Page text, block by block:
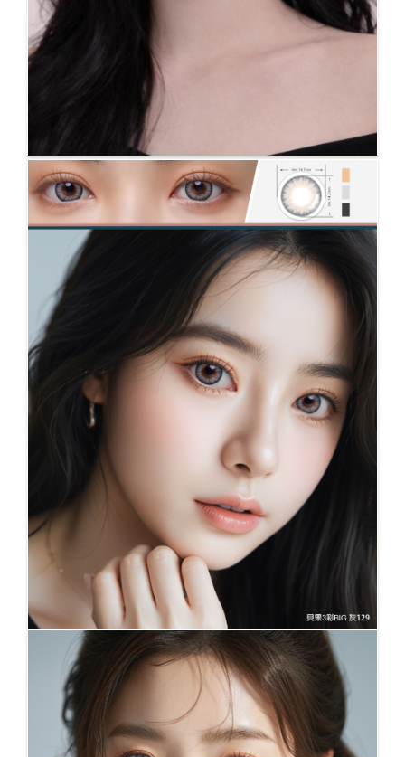
NO.126 Avery 黑棕 金粉系列
NO.129 BAGLE BIG GRAY 2025新 大直徑14.7
大著色14.2mm